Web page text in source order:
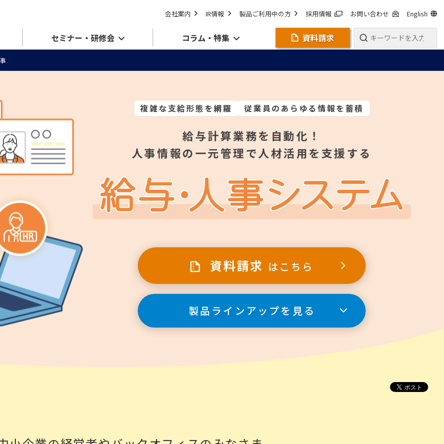
会社案内 IR情報 製品ご利用中の方 採用情報 お問い合わせ English
セミナー・研修会 コラム・特集 資料請求
複雑な支給形態を網羅 従業員のあらゆる情報を蓄積
給与計算業務を自動化！
人事情報の一元管理で人材活用を支援する
資料請求 はこちら
製品ラインアップを見る